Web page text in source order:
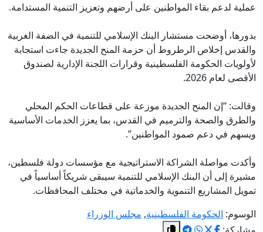
عملية لدعم بقاء المواطنين على أرضهم وتعزيز التنمية المستدامة.
بدورها، أوضحت مستشار البنك الإسلامي للتنمية في الضفة الغربية
والقدس إخلاص الرطروط أن حزمة المنح الجديدة جاءت استجابة
لأولويات الحكومة الفلسطينية وقرارات اللجنة الإدارية لصندوق
الأقصى لعام 2026.
وقالت: “إن المنح الجديدة موزعة على قطاعات الحكم المحلي
والطرق والصحة والترميم في القدس، بما يعزز الخدمات الأساسية
ويسهم في دعم صمود المواطنين”.
وأكدت مواصلة الشراكة الاستراتيجية مع مؤسسات دولة فلسطين،
مشيرة إلى أن البنك الإسلامي للتنمية سيبقى شريكاً أساسياً في
تمويل المشاريع التنموية والخدماتية في مختلف المحافظات.
الوسوم: الحكومة الفلسطينية, مجلس الوزراء